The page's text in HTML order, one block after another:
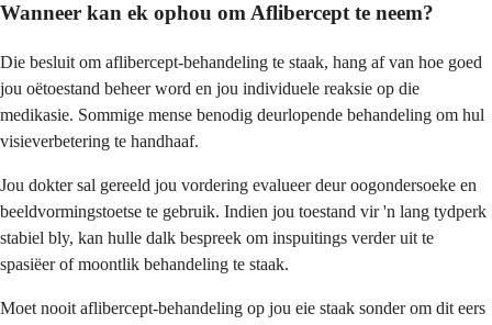
Wanneer kan ek ophou om Aflibercept te neem?
Die besluit om aflibercept-behandeling te staak, hang af van hoe goed
jou oëtoestand beheer word en jou individuele reaksie op die
medikasie. Sommige mense benodig deurlopende behandeling om hul
visieverbetering te handhaaf.
Jou dokter sal gereeld jou vordering evalueer deur oogondersoeke en
beeldvormingstoetse te gebruik. Indien jou toestand vir 'n lang tydperk
stabiel bly, kan hulle dalk bespreek om inspuitings verder uit te
spasiëer of moontlik behandeling te staak.
Moet nooit aflibercept-behandeling op jou eie staak sonder om dit eers